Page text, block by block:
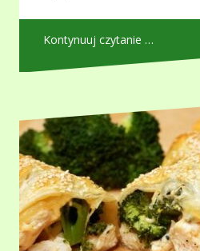
Kontynuuj czytanie …